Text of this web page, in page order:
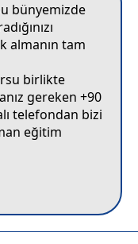
bünyemizde
almanın tam
birlikte
gereken +90
telefondan bizi
eğitim